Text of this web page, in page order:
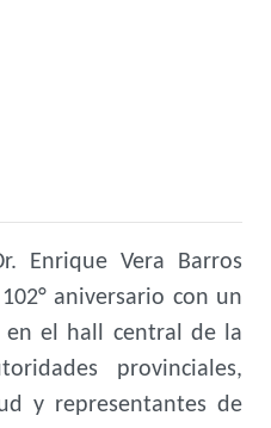
Enrique Vera Barros
aniversario con un
en el hall central de la
provinciales,
y representantes de